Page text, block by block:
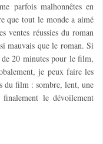
parfois malhonnêtes en
que tout le monde a aimé
ventes réussies du roman
mauvais que le roman. Si
20 minutes pour le film,
je peux faire les
du film : sombre, lent, une
le dévoilement